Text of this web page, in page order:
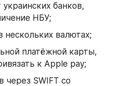
банков,
НБУ;
нескольких валютах;
платёжной карты,
к Apple pay;
через SWIFT со